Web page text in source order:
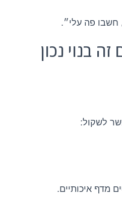
חשבו פה עלי״.
לשקול:
מדף איכותיים.